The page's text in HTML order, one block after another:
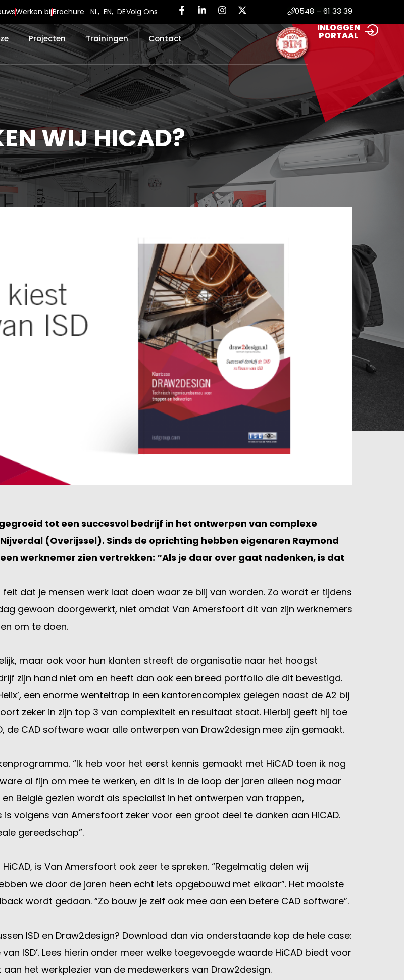
Werken bijBrochure NL, EN, DEVolg Ons 0548 – 61 33 39
Projecten Trainingen Contact
INLOGGEN
PORTAAL
WIJ HICAD?
tot een succesvol bedrijf in het ontwerpen van complexe
(Overijssel). Sinds de oprichting hebben eigenaren Raymond
werknemer zien vertrekken: “Als je daar over gaat nadenken, is dat
dat je mensen werk laat doen waar ze blij van worden. Zo wordt er tijdens
gewoon doorgewerkt, niet omdat Van Amersfoort dit van zijn werknemers
om te doen.
maar ook voor hun klanten streeft de organisatie naar het hoogst
zijn hand niet om en heeft dan ook een breed portfolio die dit bevestigd.
een enorme wenteltrap in een kantorencomplex gelegen naast de A2 bij
zeker in zijn top 3 van complexiteit en resultaat staat. Hierbij geeft hij toe
de CAD software waar alle ontwerpen van Draw2design mee zijn gemaakt.
“Ik heb voor het eerst kennis gemaakt met HiCAD toen ik nog
al fijn om mee te werken, en dit is in de loop der jaren alleen nog maar
België gezien wordt als specialist in het ontwerpen van trappen,
volgens van Amersfoort zeker voor een groot deel te danken aan HiCAD.
gereedschap”.
is Van Amersfoort ook zeer te spreken. “Regelmatig delen wij
we door de jaren heen echt iets opgebouwd met elkaar”. Het mooiste
wordt gedaan. “Zo bouw je zelf ook mee aan een betere CAD software”.
ISD en Draw2design? Download dan via onderstaande kop de hele case:
ISD’. Lees hierin onder meer welke toegevoegde waarde HiCAD biedt voor
het werkplezier van de medewerkers van Draw2design.